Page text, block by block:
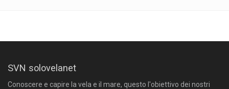
SVN solovelanet
Conoscere e capire la vela e il mare, questo l'obiettivo dei nostri